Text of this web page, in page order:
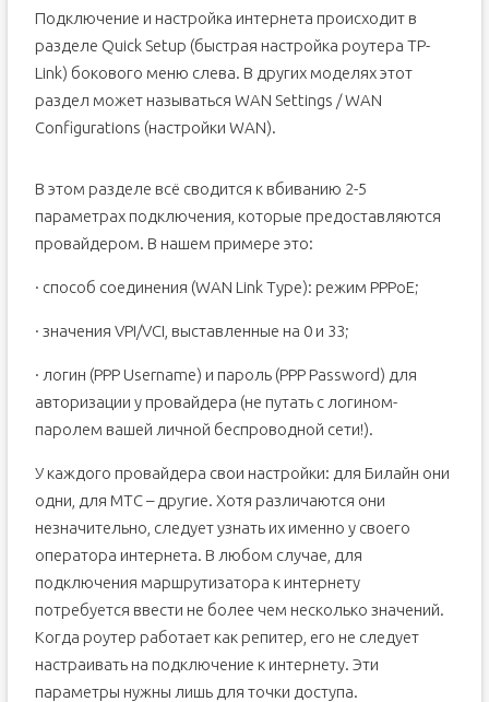
Подключение и настройка интернета происходит в
разделе Quick Setup (быстрая настройка роутера TP-
Link) бокового меню слева. В других моделях этот
раздел может называться WAN Settings / WAN
Configurations (настройки WAN).
В этом разделе всё сводится к вбиванию 2-5
параметрах подключения, которые предоставляются
провайдером. В нашем примере это:
· способ соединения (WAN Link Type): режим PPPoE;
· значения VPI/VCI, выставленные на 0 и 33;
· логин (PPP Username) и пароль (PPP Password) для
авторизации у провайдера (не путать с логином-
паролем вашей личной беспроводной сети!).
У каждого провайдера свои настройки: для Билайн они
одни, для МТС – другие. Хотя различаются они
незначительно, следует узнать их именно у своего
оператора интернета. В любом случае, для
подключения маршрутизатора к интернету
потребуется ввести не более чем несколько значений.
Когда роутер работает как репитер, его не следует
настраивать на подключение к интернету. Эти
параметры нужны лишь для точки доступа.